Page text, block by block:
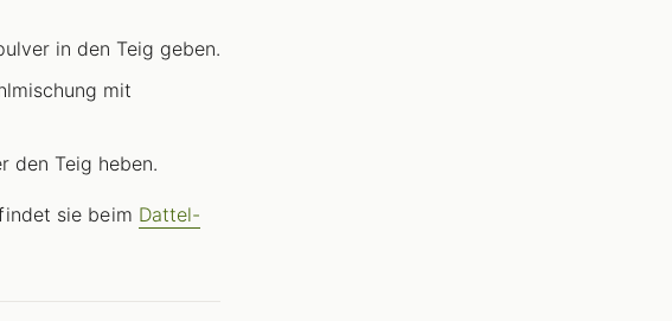
in den Teig geben.
mit
den Teig heben.
sie beim Dattel-